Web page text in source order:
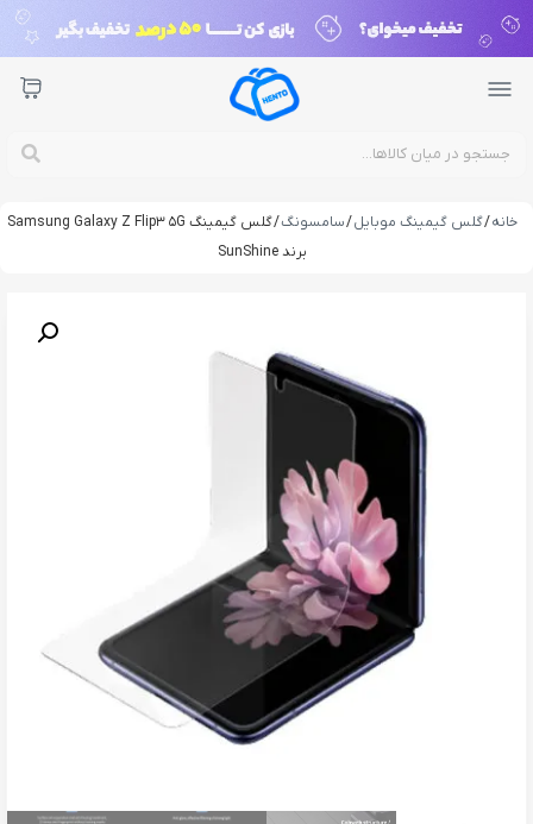
خانه/گلس گیمینگ موبایل/سامسونگ
/ گلس گیمینگ Samsung Galaxy Z Flip3 5G
برند SunShine